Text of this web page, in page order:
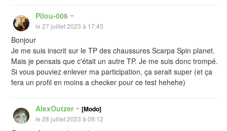
Pilou-006
le 27 juillet 2023 à 17:45
Bonjour
Je me suis inscrit sur le TP des chaussures Scarpa Spin planet.
Mais je pensais que c'était un autre TP. Je me suis donc trompé.
Si vous pouviez enlever ma participation, ça serait super (et ça
fera un profil en moins a checker pour ce test hehehe)
AlexOutzer [Modo]
le 28 juillet 2023 à 09:12